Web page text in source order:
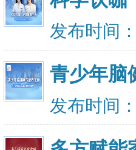
发布时间
青少年脑
发布时间